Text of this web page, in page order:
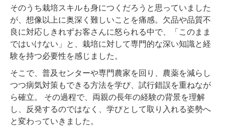
そのうち栽培スキルも身につくだろうと思っていました
が、想像以上に奥深く難しいことを痛感。欠品や品質不
良に対応しきれずお客さんに怒られる中で、「このまま
ではいけない」と、栽培に対して専門的な深い知識と経
験を持つ必要性を感じました。
そこで、普及センターや専門農家を回り、農薬を減らし
つつ病気対策もできる方法を学び、試行錯誤を重ねなが
ら確立。 その過程で、両親の長年の経験の背景を理解
し、反発するのではなく、学びとして取り入れる姿勢へ
と変わっていきました。